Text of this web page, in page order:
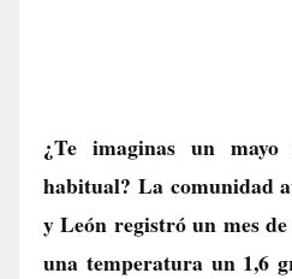
¿Te imaginas un
habitual? La comunidad
y León registró un mes
una temperatura un 1,6